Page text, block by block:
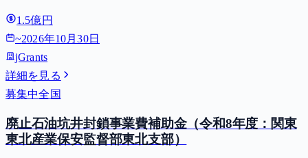
1.5億円
~2026年10月30日
jGrants
詳細を見る
募集中全国
廃止石油坑井封鎖事業費補助金（令和8年度：関東
東北産業保安監督部東北支部）